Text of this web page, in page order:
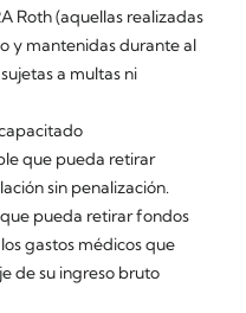
Roth (aquellas realizadas
y mantenidas durante al
a multas ni
que pueda retirar
sin penalización.
que pueda retirar fondos
gastos médicos que
de su ingreso bruto